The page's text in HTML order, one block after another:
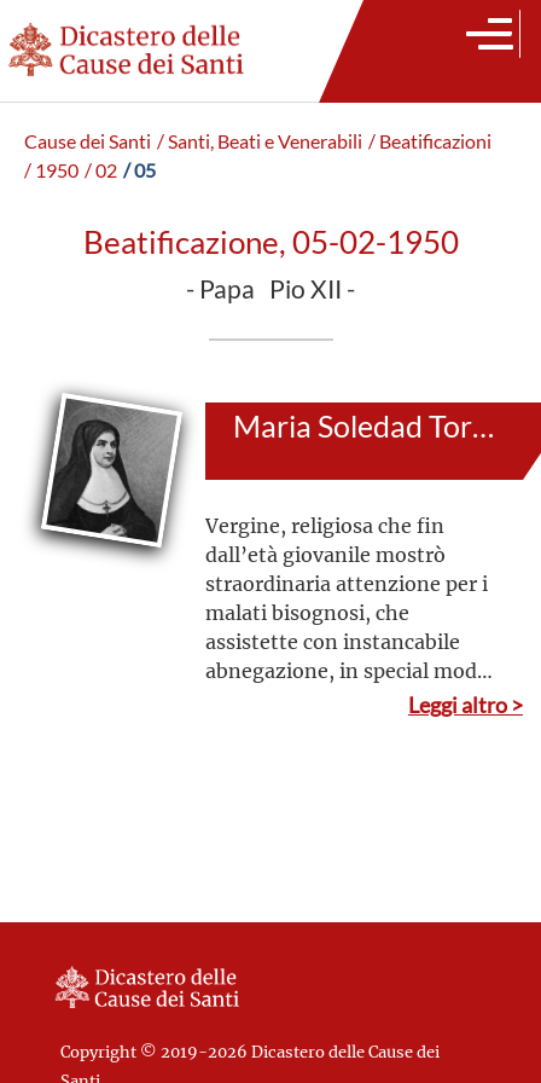
Cause dei Santi / Santi, Beati e Venerabili / Beatificazioni
/ 1950 / 02 / 05
Beatificazione, 05-02-1950
- Papa Pio XII -
Maria Soledad Torres Acosta
Vergine, religiosa che fin
dall’età giovanile mostrò
straordinaria attenzione per i
malati bisognosi, che
assistette con instancabile
abnegazione, in special modo
nella Congregazione delleLeggi altro >
Copyright © 2019-2026 Dicastero delle Cause dei